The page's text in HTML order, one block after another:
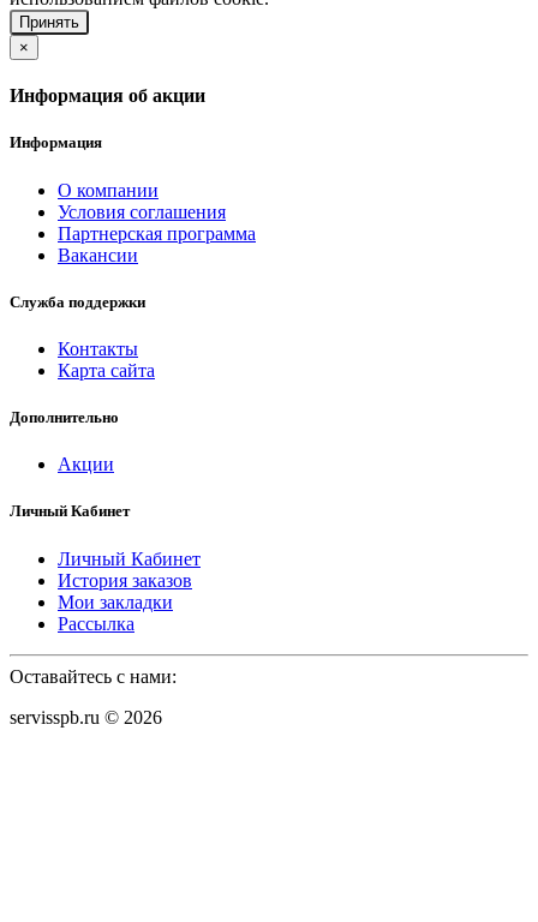
Принять
×
Информация об акции
Информация
О компании
Условия соглашения
Партнерская программа
Вакансии
Служба поддержки
Контакты
Карта сайта
Дополнительно
Акции
Личный Кабинет
Личный Кабинет
История заказов
Мои закладки
Рассылка
Оставайтесь с нами:
servisspb.ru © 2026